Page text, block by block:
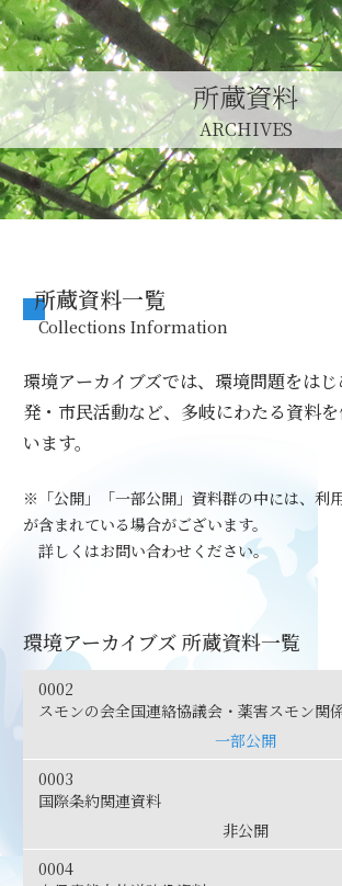
所蔵資料
ARCHIVES
所蔵資料一覧
Collections Information
環境アーカイブズでは、環境問題をは
発・市民活動など、多岐にわたる資料
います。
※「公開」「一部公開」資料群の中には、利
が含まれている場合がございます。
詳しくはお問い合わせください。
環境アーカイブズ 所蔵資料一覧
0002
スモンの会全国連絡協議会・薬害スモン関
一部公開
0003
国際条約関連資料
非公開
0004